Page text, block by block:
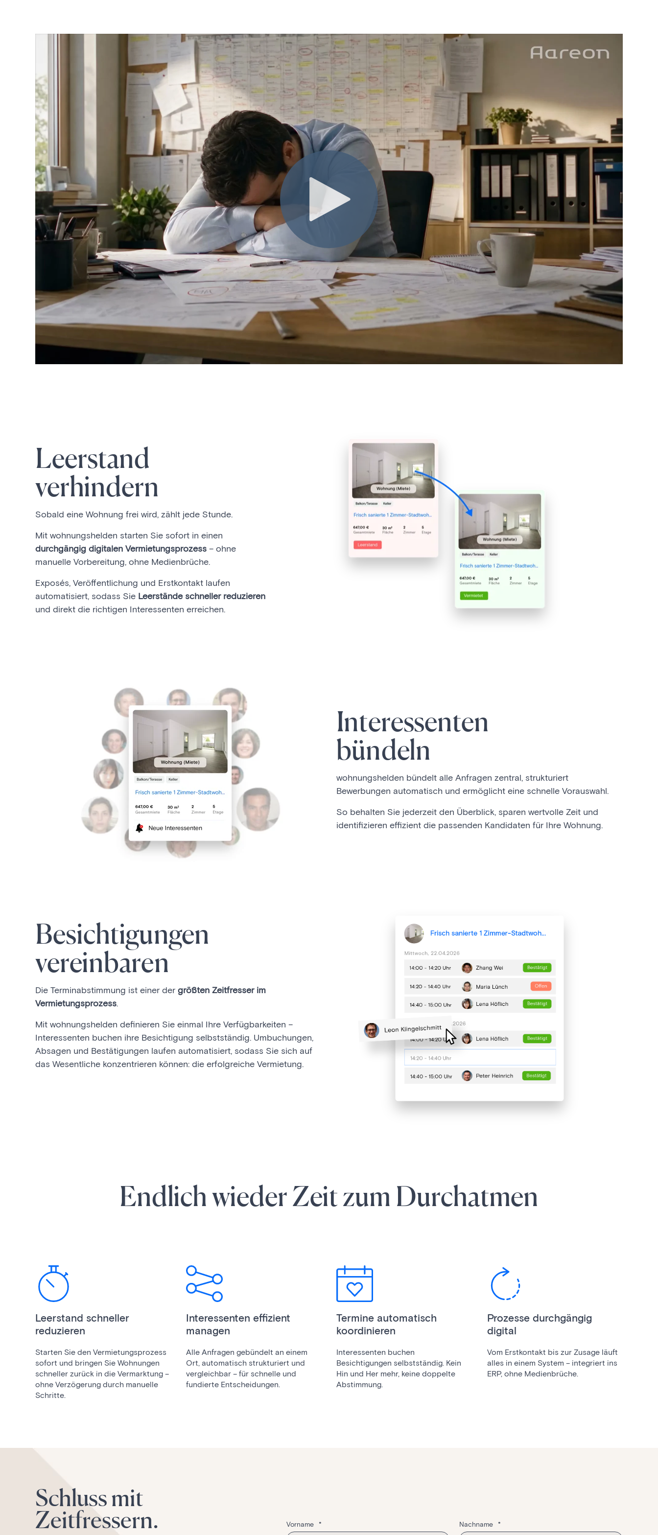
Leerstand
verhindern
Sobald eine Wohnung frei wird, zählt jede Stunde.
Mit wohnungshelden starten Sie sofort in einen
durchgängig digitalen Vermietungsprozess – ohne
manuelle Vorbereitung, ohne Medienbrüche.
Exposés, Veröffentlichung und Erstkontakt laufen
automatisiert, sodass Sie Leerstände schneller reduzieren
und direkt die richtigen Interessenten erreichen.
Interessenten
bündeln
wohnungshelden bündelt alle Anfragen zentral, strukturiert
Bewerbungen automatisch und ermöglicht eine schnelle Vorauswahl.
So behalten Sie jederzeit den Überblick, sparen wertvolle Zeit und
identifizieren effizient die passenden Kandidaten für Ihre Wohnung.
Besichtigungen
vereinbaren
Die Terminabstimmung ist einer der größten Zeitfresser im
Vermietungsprozess.
Mit wohnungshelden definieren Sie einmal Ihre Verfügbarkeiten –
Interessenten buchen ihre Besichtigung selbstständig. Umbuchungen,
Absagen und Bestätigungen laufen automatisiert, sodass Sie sich auf
das Wesentliche konzentrieren können: die erfolgreiche Vermietung.
Endlich wieder Zeit zum Durchatmen
Leerstand schneller
reduzieren
Starten Sie den Vermietungsprozess
sofort und bringen Sie Wohnungen
schneller zurück in die Vermarktung –
ohne Verzögerung durch manuelle
Schritte.
Interessenten effizient
managen
Alle Anfragen gebündelt an einem
Ort, automatisch strukturiert und
vergleichbar – für schnelle und
fundierte Entscheidungen.
Termine automatisch
koordinieren
Interessenten buchen
Besichtigungen selbstständig. Kein
Hin und Her mehr, keine doppelte
Abstimmung.
Prozesse durchgängig
digital
Vom Erstkontakt bis zur Zusage läuft
alles in einem System – integriert ins
ERP, ohne Medienbrüche.
Schluss mit
Zeitfressern. Vorname * Nachname *